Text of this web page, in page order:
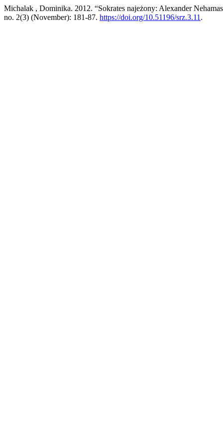
Michalak , Dominika. 2012. “Sokrates najeżony: Alexander
no. 2(3) (November): 181-87. https://doi.org/10.51196/srz.3.11 .